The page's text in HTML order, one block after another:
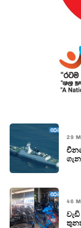
29
46